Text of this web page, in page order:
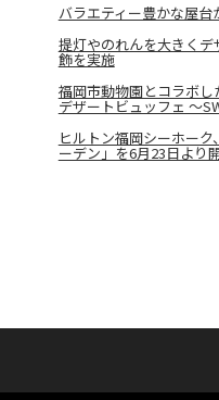
バラエティー豊かな屋
提灯やのれんを大きく
飾を実施
福岡市動物園とコラボ
デザートビュッフェ ～
ヒルトン福岡シーホー
ーデン」を6月23日より